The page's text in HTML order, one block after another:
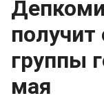
получит
группы
мая